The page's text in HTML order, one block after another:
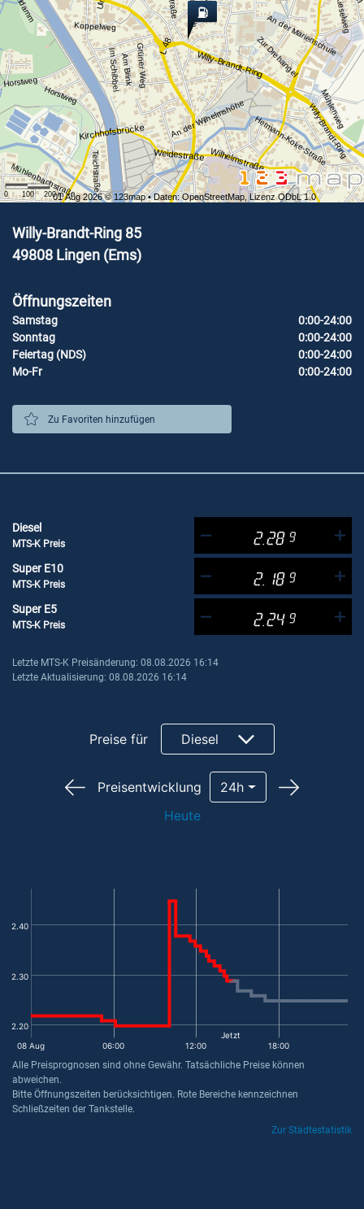
L 48
Willy-Brandt-Ring
Weidestraße Wilhelmstraße
Kirchhofsbrücke
Horstweg
Kieselweg
Mühlenweg
Willy-Brandt-Ring
Zur Drehangel
Im Schibbel Grüner Weg
Am Brink
Horstweg
Koppelweg
Hermann-Koke-Straße
An der Marienschule
Mühlenbachstraße Teichstraße
An der Wilhelmshöhe
0 100 200 m
01 Aug 2026 © 123map• Daten:OpenStreetMap Lizenz ODbL 1.0
Willy-Brandt-Ring 85
49808 Lingen (Ems)
Öffnungszeiten
Samstag
0:00-24:00
Sonntag
0:00-24:00
Feiertag (NDS)
0:00-24:00
Mo-Fr
0:00-24:00
Zu Favoriten hinzufügen
Diesel
MTS-K Preis 2.28 9
Super E10
MTS-K Preis 2.18 9
Super E5
MTS-K Preis 2.24 9
Letzte MTS-K Preisänderung: 08.08.2026 16:14
Letzte Aktualisierung: 08.08.2026 16:14
Preise für Diesel
Preisentwicklung
24h
Heute
2.20
2.30
2.40
08 Aug 06:00 12:00 18:00
Jetzt
Alle Preisprognosen sind ohne Gewähr. Tatsächliche Preise können
abweichen.
Bitte Öffnungszeiten berücksichtigen. Rote Bereiche kennzeichnen
Schließzeiten der Tankstelle.
Zur Städtestatistik